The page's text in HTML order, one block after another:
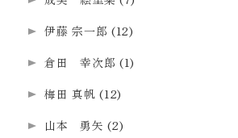
伊藤 宗一郎 (12)
倉田 幸次郎 (1)
梅田 真帆 (12)
山本 勇矢 (2)